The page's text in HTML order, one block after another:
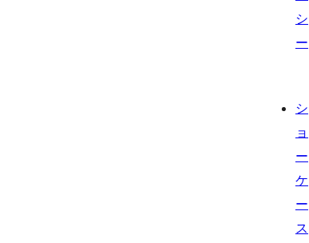
シ
ー
シ
ョ
ー
ケ
ー
ス